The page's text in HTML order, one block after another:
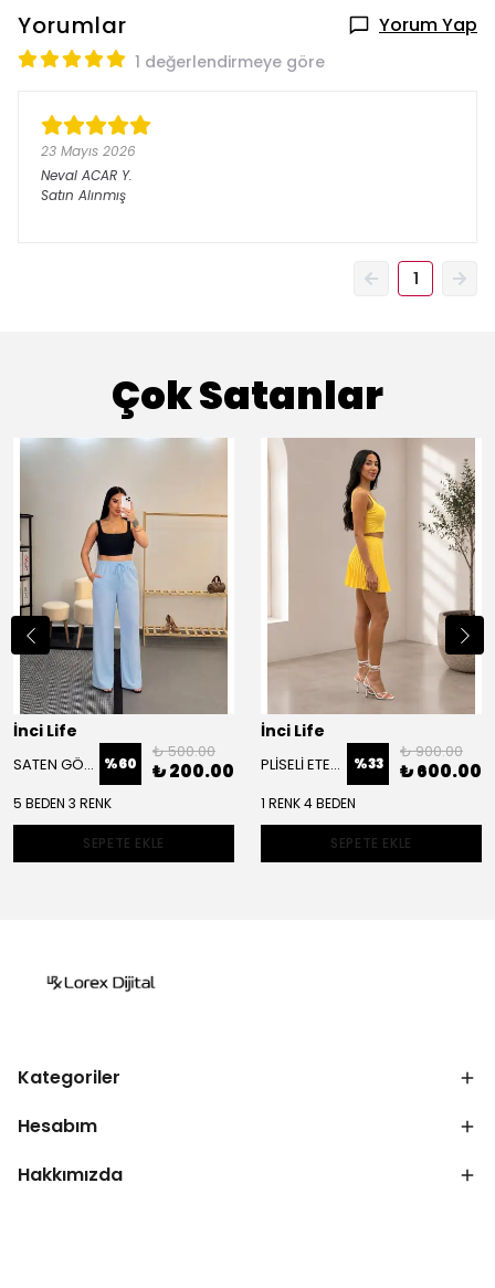
Yorumlar Yorum Yap
1 değerlendirmeye göre
23 Mayıs 2026
Neval ACAR Y.
Satın Alınmış
1
Çok Satanlar
İnci Life
SATEN GÖRÜNÜMLÜ PANTOLON %60
₺ 500.00
₺ 200.00
5 BEDEN 3 RENK
SEPETE EKLE
İnci Life
PLİSELİ ETEK BÜSTİYER TAKIM %33
₺ 900.00
₺ 600.00
1 RENK 4 BEDEN
SEPETE EKLE
Kategoriler
Hesabım
Hakkımızda